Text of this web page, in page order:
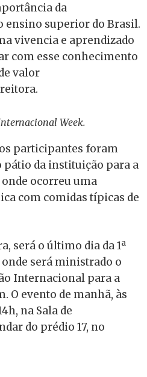
da
ensino superior do Brasil.
vivencia e aprendizado
com esse conhecimento
valor
Week.
participantes foram
pátio da instituição para a
ocorreu uma
com comidas típicas de
será o último dia da 1ª
será ministrado o
Internacional para a
O evento de manhã, às
na Sala de
do prédio 17, no